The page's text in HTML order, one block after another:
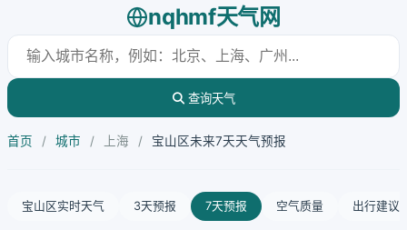
nqhmf天气网
查询天气
首页 / 城市 / 上海 / 宝山区未来7天天气预报
宝山区实时天气 3天预报 7天预报 空气质量 出行建议